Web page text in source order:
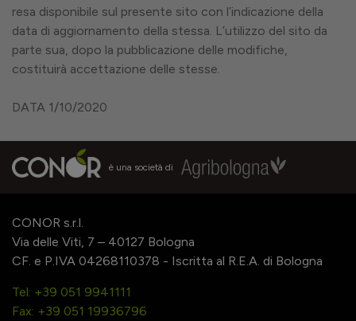
resa disponibile sul presente sito con l’indicazione della
data di aggiornamento della stessa. L’utilizzo del sito da
parte sua, dopo la pubblicazione delle modifiche,
costituirà accettazione delle stesse.
DATA 1/10/2020
è una società di
CONOR s.r.l.
Via delle Viti, 7 – 40127 Bologna
CF. e P.IVA 04268110378 - Iscritta al R.E.A. di Bologna
Tel: +39 051 9941111
Fax: +39 051 19936796